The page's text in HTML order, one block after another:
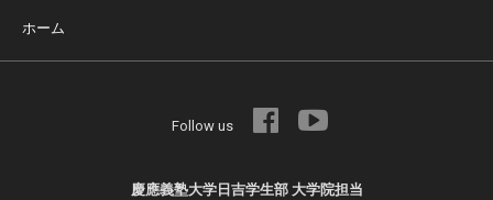
ホーム
Follow us
慶應義塾大学日吉学生部 大学院担当